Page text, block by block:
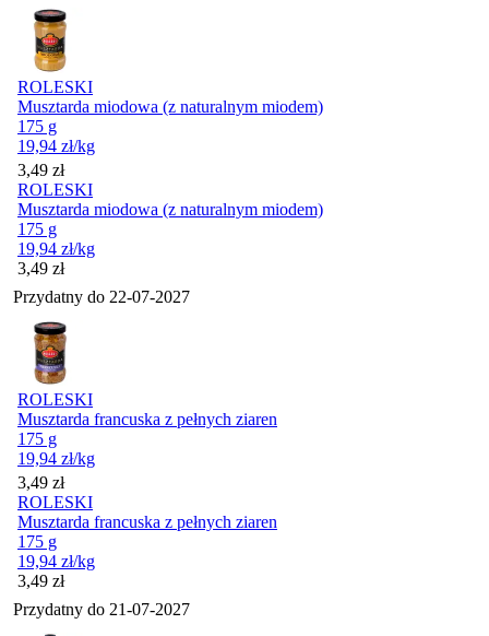
ROLESKI
Musztarda miodowa (z naturalnym miodem)
175 g
19,94 zł/kg
Cena
3,49 zł
ROLESKI
Musztarda miodowa (z naturalnym miodem)
175 g
19,94 zł/kg
Cena
3,49 zł
Przydatny do 22-07-2027
ROLESKI
Musztarda francuska z pełnych ziaren
175 g
19,94 zł/kg
Cena
3,49 zł
ROLESKI
Musztarda francuska z pełnych ziaren
175 g
19,94 zł/kg
Cena
3,49 zł
Przydatny do 21-07-2027